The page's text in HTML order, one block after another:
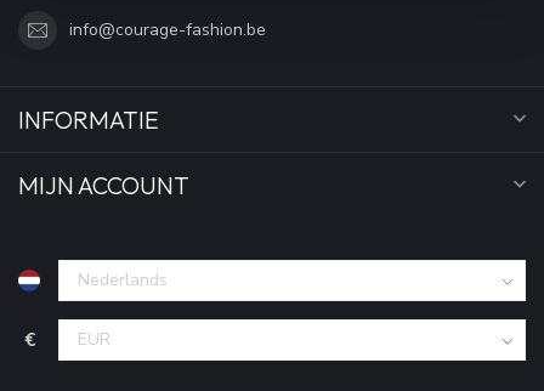
info@courage-fashion.be
INFORMATIE
MIJN ACCOUNT
€